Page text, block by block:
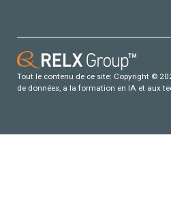
Tout le contenu de ce site: Copyright ©
de données, a la formation en IA et aux